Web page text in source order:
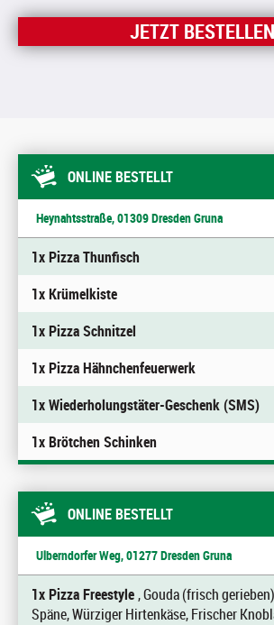
JETZT BESTELLEN
ONLINE BESTELLT
Heynahtsstraße, 01309 Dresden Gruna
1x Pizza Thunfisch
1x Krümelkiste
1x Pizza Schnitzel
1x Pizza Hähnchenfeuerwerk
1x Wiederholungstäter-Geschenk (SMS)
1x Brötchen Schinken
ONLINE BESTELLT
Ulberndorfer Weg, 01277 Dresden Gruna
1x Pizza Freestyle, Gouda (frisch
Späne, Würziger Hirtenkäse, Frischer